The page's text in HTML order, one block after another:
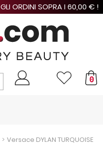
ORDINI SOPRA I 60,00 € !
0
> Versace DYLAN TURQUOISE